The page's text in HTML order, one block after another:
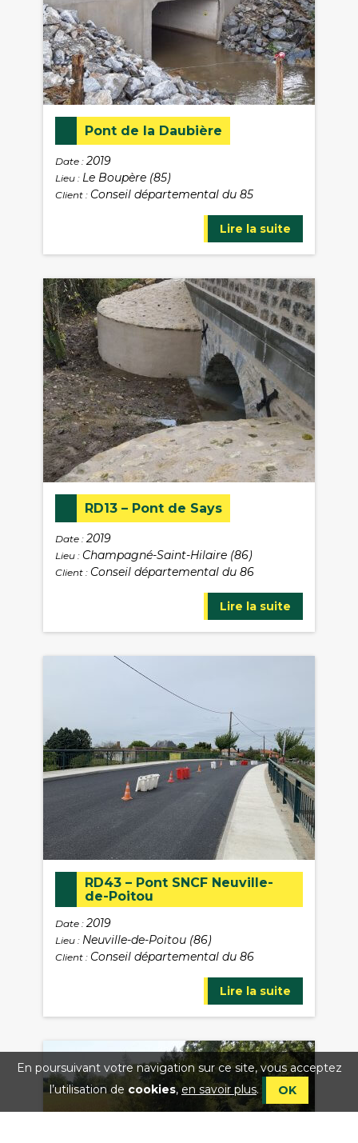
En poursuivant votre navigation sur ce site, vous acceptez
l’utilisation de cookies,en savoir plus. OK
Pont de la Daubière
Date :2019
Lieu : Le Boupère (85)
Client : Conseil départemental du 85
Lire la suite
RD13 – Pont de Says
Date :2019
Lieu : Champagné-Saint-Hilaire (86)
Client : Conseil départemental du 86
Lire la suite
RD43 – Pont SNCF Neuville-
de-Poitou
Date :2019
Lieu : Neuville-de-Poitou (86)
Client : Conseil départemental du 86
Lire la suite